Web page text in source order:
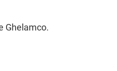
Ghelamco.